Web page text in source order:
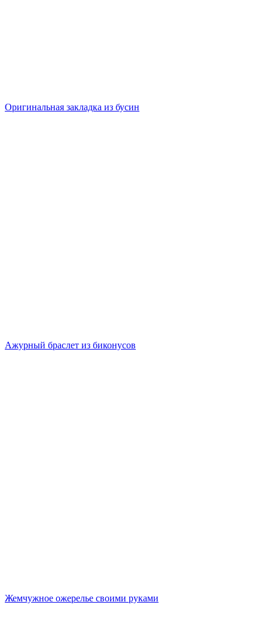
Оригинальная закладка из бусин
Ажурный браслет из биконусов
Жемчужное ожерелье своими руками